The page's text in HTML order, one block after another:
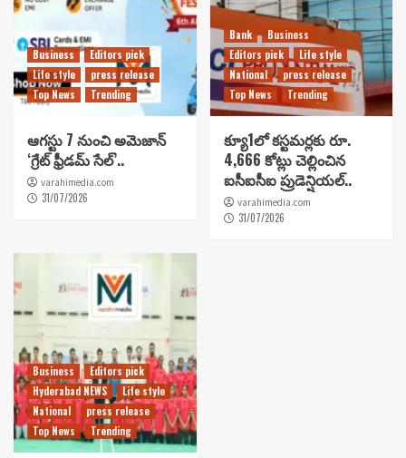
Business
Editors pick
Life style
press release
Top News
Trending
ఆగస్టు 7 నుంచి అమెజాన్
‘గ్రేట్ ఫ్రీడమ్ సేల్’..
varahimedia.com
31/07/2026
Bank
Business
Editors pick
Life style
National
press release
Top News
Trending
క్యూ1లో కస్టమర్లకు రూ.
4,666 కోట్లు చెల్లించిన
ఐసీఐసీఐ ప్రుడెన్షియల్..
varahimedia.com
31/07/2026
Business
Editors pick
Hyderabad NEWS
Life style
National
press release
Top News
Trending